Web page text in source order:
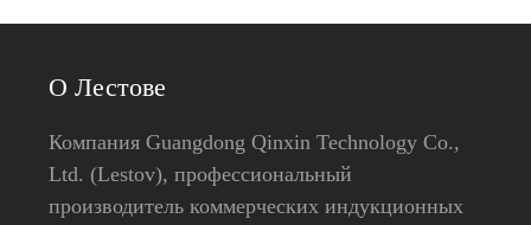
О Лестове
Компания Guangdong Qinxin Technology Co.,
Ltd. (Lestov), профессиональный
производитель коммерческих индукционных